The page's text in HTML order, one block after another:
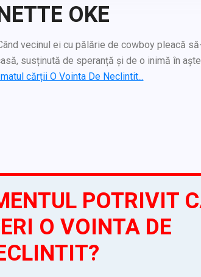
OKE
vecinul ei cu pălărie de cowboy pleacă
susținută de speranță și de o inimă în
cărții O Vointa De Neclintit...
POTRIVIT
O VOINTA DE